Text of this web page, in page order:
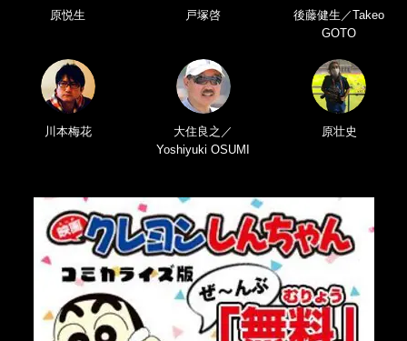
原悦生 戸塚啓
後藤健生／Takeo
GOTO
川本梅花
大住良之／
Yoshiyuki OSUMI
原壮史